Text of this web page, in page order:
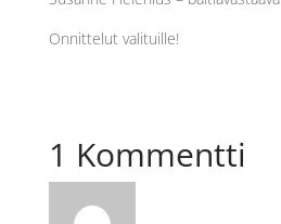
Onnittelut valituille!
1 Kommentti